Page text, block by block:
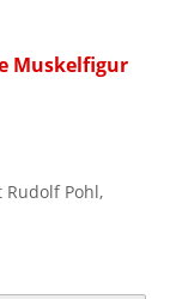
Muskelfigur
Pohl,